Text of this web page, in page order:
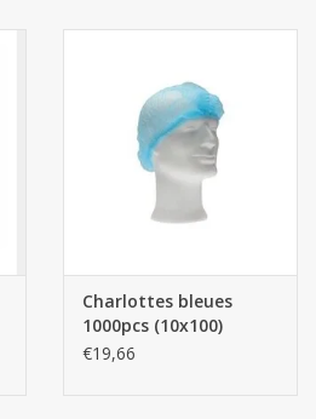
Charlottes bleues
1000pcs (10x100)
€19,66